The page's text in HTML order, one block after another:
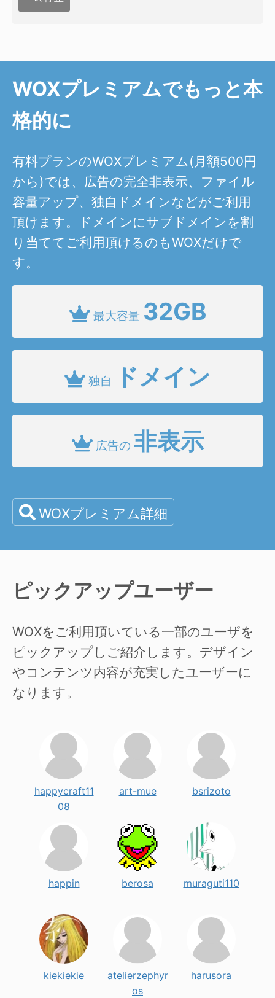
WOXプレミアムでもっと本
格的に
有料プランのWOXプレミアム(月額500円
から)では、広告の完全非表示、ファイル
容量アップ、独自ドメインなどがご利用
頂けます。ドメインにサブドメインを割
り当ててご利用頂けるのもWOXだけで
す。
最大容量 32GB
独自 ドメイン
広告の 非表示
WOXプレミアム詳細
ピックアップユーザー
WOXをご利用頂いている一部のユーザを
ピックアップしご紹介します。デザイン
やコンテンツ内容が充実したユーザーに
なります。
happycraft11
08
art-mue bsrizoto
happin berosa muraguti110
kiekiekie
atelierzephyr
os
harusora